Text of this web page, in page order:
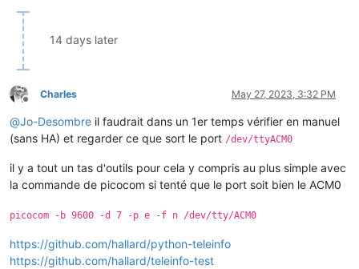
14 days later
Offline
Charles May 27, 2023, 3:32 PM
@Jo-Desombre il faudrait dans un 1er temps vérifier en manuel
(sans HA) et regarder ce que sort le port /dev/ttyACM0
il y a tout un tas d'outils pour cela y compris au plus simple avec
la commande de picocom si tenté que le port soit bien le ACM0
picocom -b 9600 -d 7 -p e -f n /dev/tty/ACM0
https://github.com/hallard/python-teleinfo
https://github.com/hallard/teleinfo-test